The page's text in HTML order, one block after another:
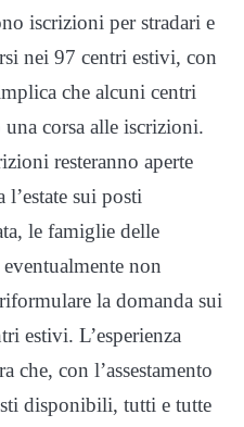
iscrizioni per stradari e
nei 97 centri estivi, con
che alcuni centri
corsa alle iscrizioni.
resteranno aperte
sui posti
le famiglie delle
non
la domanda sui
estivi. L’esperienza
che, con l’assestamento
disponibili, tutti e tutte